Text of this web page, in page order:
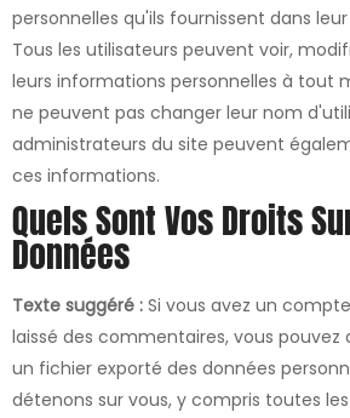
personnelles qu'ils fournissent dans
Tous les utilisateurs peuvent voir,
leurs informations personnelles à tout
ne peuvent pas changer leur nom
administrateurs du site peuvent
ces informations.
Quels Sont Vos Droits
Données
Texte suggéré : Si vous avez un
laissé des commentaires, vous
un fichier exporté des données
détenons sur vous, y compris toutes